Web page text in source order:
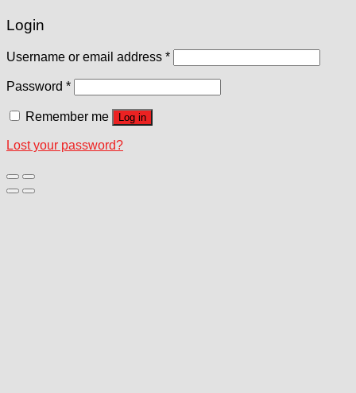
Login
Username or email address *
Password *
Remember me Log in
Lost your password?